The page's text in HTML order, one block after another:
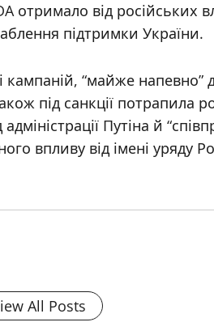
отримало від російських
підтримки України.
“майже напевно”
під санкції потрапила
Путіна й
впливу від імені уряду
All Posts